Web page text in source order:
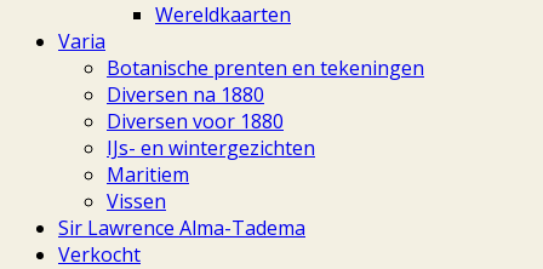
Wereldkaarten
Varia
Botanische prenten en tekeningen
Diversen na 1880
Diversen voor 1880
IJs- en wintergezichten
Maritiem
Vissen
Sir Lawrence Alma-Tadema
Verkocht